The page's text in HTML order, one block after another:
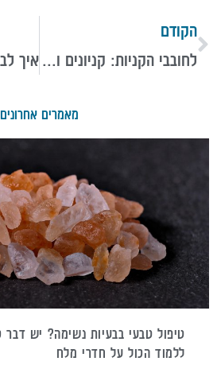
הקודם
לחובבי הקניות: קניונים ושווקים במילאנו שאתם חייבים לבקר בהם
מאמרים אחרונים
טיפול טבעי בבעיות נשימה? יש דבר
ללמוד הכול על חדרי מלח